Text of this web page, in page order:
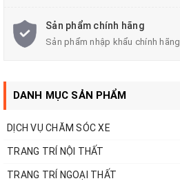
Sản phẩm chính hãng
Sản phẩm nhập khẩu chính hãng
DANH MỤC SẢN PHẨM
DỊCH VỤ CHĂM SÓC XE
TRANG TRÍ NỘI THẤT
TRANG TRÍ NGOẠI THẤT